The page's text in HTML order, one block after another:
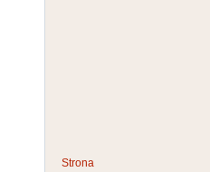
Strona